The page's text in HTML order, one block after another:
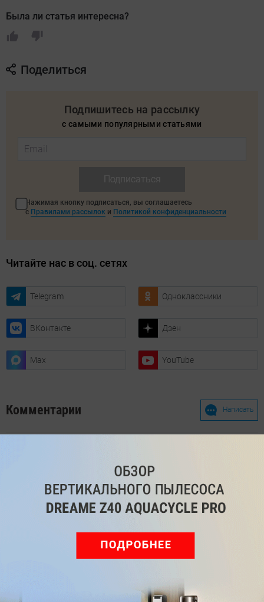
Была ли статья интересна?
Поделиться
Подпишитесь на рассылку
с самыми популярными статьями
Нажимая кнопку подписаться, вы соглашаетесь
с Правилами рассылок и Политикой конфиденциальности
Читайте нас в соц. сетях
Telegram Одноклассники
ВКонтакте Дзен
Max YouTube
Комментарии Написать
Мы знаем, вам есть что сказать!
ВойдитеилиЗарегистрируйтесь, чтобы
оставить комментарий